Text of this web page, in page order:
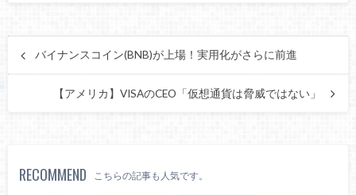
バイナンスコイン(BNB)が上場！実用化がさらに前進
【アメリカ】VISAのCEO「仮想通貨は脅威ではない」
RECOMMEND こちらの記事も人気です。